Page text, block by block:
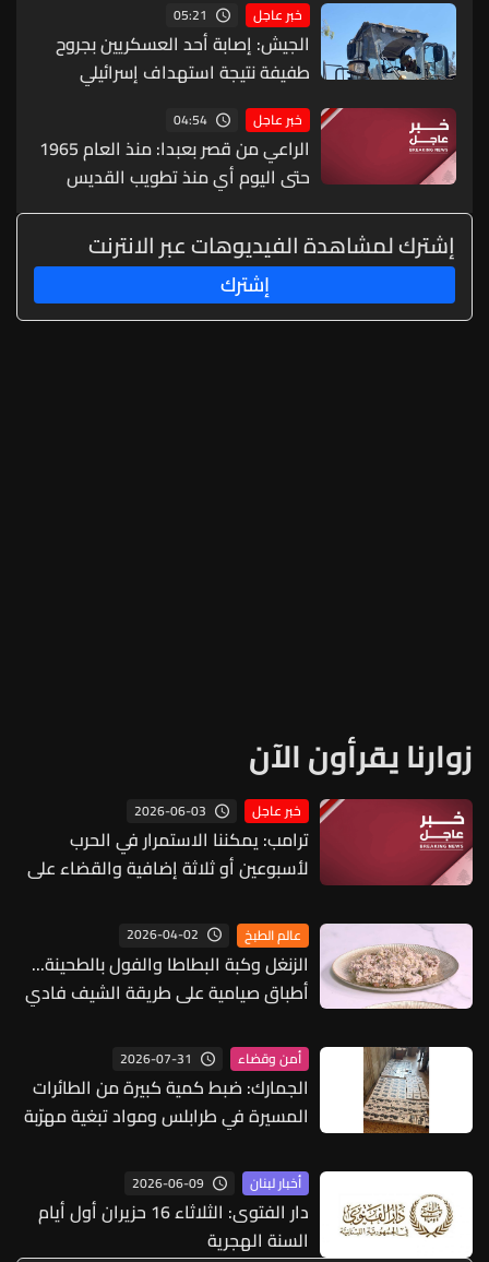
خبر عاجل 05:21
الجيش: إصابة أحد العسكريين بجروح
طفيفة نتيجة استهداف إسرائيلي
لجرافة للجيش في بلدة المنصوري -
صور أثناء عملها على فتح الطرقات
وإزالة الركام
خبر عاجل 04:54
الراعي من قصر بعبدا: منذ العام 1965
حتى اليوم أي منذ تطويب القديس
شربل أصبح لدينا 15 قديسا وطوباويا
وهذا يعني أن السماء مفتوحة
وتخاطب اللبنانيين كي يثقوا بأنفسهم
ووطنهم ودولتهم
إشترك لمشاهدة الفيديوهات عبر الانترنت
إشترك
زوارنا يقرأون الآن
خبر عاجل 2026-06-03
ترامب: يمكننا الاستمرار في الحرب
لأسبوعين أو ثلاثة إضافية والقضاء على
عالم الطبخ 2026-04-02
الزنغل وكبة البطاطا والفول بالطحينة...
أطباق صيامية على طريقة الشيف فادي
أمن وقضاء 2026-07-31
الجمارك: ضبط كمية كبيرة من الطائرات
المسيرة في طرابلس ومواد تبغية مهرّبة
أخبار لبنان 2026-06-09
دار الفتوى: الثلاثاء 16 حزيران أول أيام
السنة الهجرية